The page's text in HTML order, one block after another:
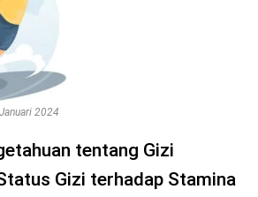
2024
tentang Gizi
Gizi terhadap Stamina